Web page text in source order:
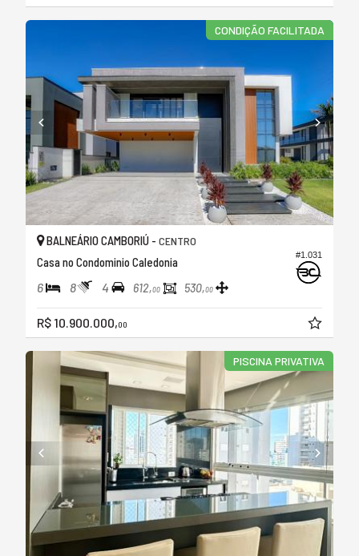
CONDIÇÃO FACILITADA
#1.031
BALNEÁRIO CAMBORIÚ - CENTRO
Casa no Condominio Caledonia
6 8 4 612,00 530,00
R$ 10.900.000,00
PISCINA PRIVATIVA